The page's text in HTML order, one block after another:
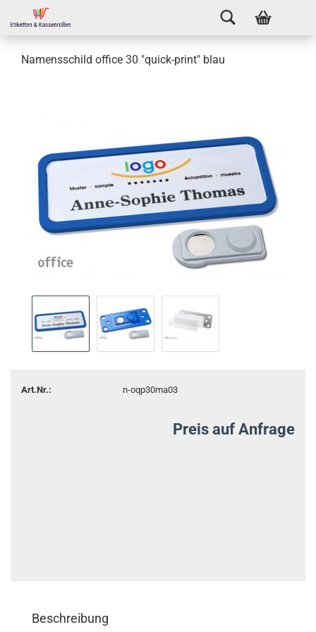
Namensschild office 30 "quick-print" blau
Art.Nr.: n-oqp30ma03
Preis auf Anfrage
Beschreibung